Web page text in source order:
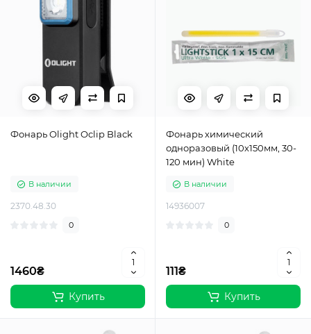
Фонарь Olight Oclip Black
В наличии
2370.48.30
0
1460₴
Купить
Фонарь химический
одноразовый (10х150мм, 30-
120 мин) White
В наличии
14936007
0
111₴
Купить